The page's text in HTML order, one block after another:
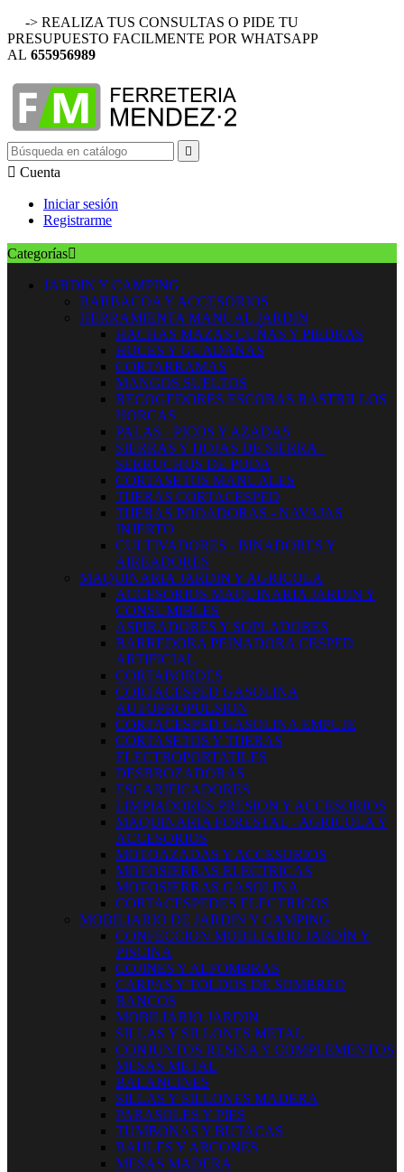
-> REALIZA TUS CONSULTAS O PIDE TU
PRESUPUESTO FACILMENTE POR WHATSAPP
AL 655956989

 Cuenta
Iniciar sesión
Registrarme
Categorías
JARDIN Y CAMPING
BARBACOA Y ACCESORIOS
HERRAMIENTA MANUAL JARDIN
HACHAS MAZAS CUÑAS Y PIEDRAS
HOCES Y GUADAÑAS
CORTARRAMAS
MANGOS SUELTOS
RECOGEDORES ESCOBAS RASTRILLOS
HORCAS
PALAS - PICOS Y AZADAS
SIERRAS Y HOJAS DE SIERRA -
SERRUCHOS DE PODA
CORTASETOS MANUALES
TIJERAS CORTACESPED
TIJERAS PODADORAS - NAVAJAS
INJERTO
CULTIVADORES - BINADORES Y
AIREADORES
MAQUINARIA JARDIN Y AGRICOLA
ACCESORIOS MAQUINARIA JARDIN Y
CONSUMIBLES
ASPIRADORES Y SOPLADORES
BARREDORA PEINADORA CESPED
ARTIFICIAL
CORTABORDES
CORTACESPED GASOLINA
AUTOPROPULSION
CORTACESPED GASOLINA EMPUJE
CORTASETOS Y TIJERAS
ELECTROPORTATILES
DESBROZADORAS
ESCARIFICADORES
LIMPIADORES PRESION Y ACCESORIOS
MAQUINARIA FORESTAL - AGRICOLA Y
ACCESORIOS
MOTOAZADAS Y ACCESORIOS
MOTOSIERRAS ELECTRICAS
MOTOSIERRAS GASOLINA
CORTACESPEDES ELECTRICOS
MOBILIARIO DE JARDIN Y CAMPING
CONFECCION MOBILIARIO JARDÍN Y
PISCINA
COJINES Y ALFOMBRAS
CARPAS Y TOLDOS DE SOMBREO
BANCOS
MOBILIARIO JARDIN
SILLAS Y SILLONES METAL
CONJUNTOS RESINA Y COMPLEMENTOS
MESAS METAL
BALANCINES
SILLAS Y SILLONES MADERA
PARASOLES Y PIES
TUMBONAS Y BUTACAS
BAULES Y ARCONES
MESAS MADERA